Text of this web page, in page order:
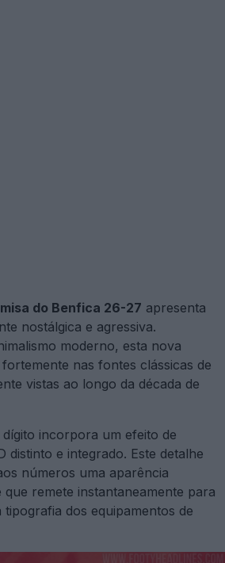
do Benfica 26-27 apresenta
nostálgica e agressiva.
moderno, esta nova
nas fontes clássicas de
vistas ao longo da década de
incorpora um efeito de
distinto e integrado. Este detalhe
números uma aparência
remete instantaneamente para
tipografia dos equipamentos de